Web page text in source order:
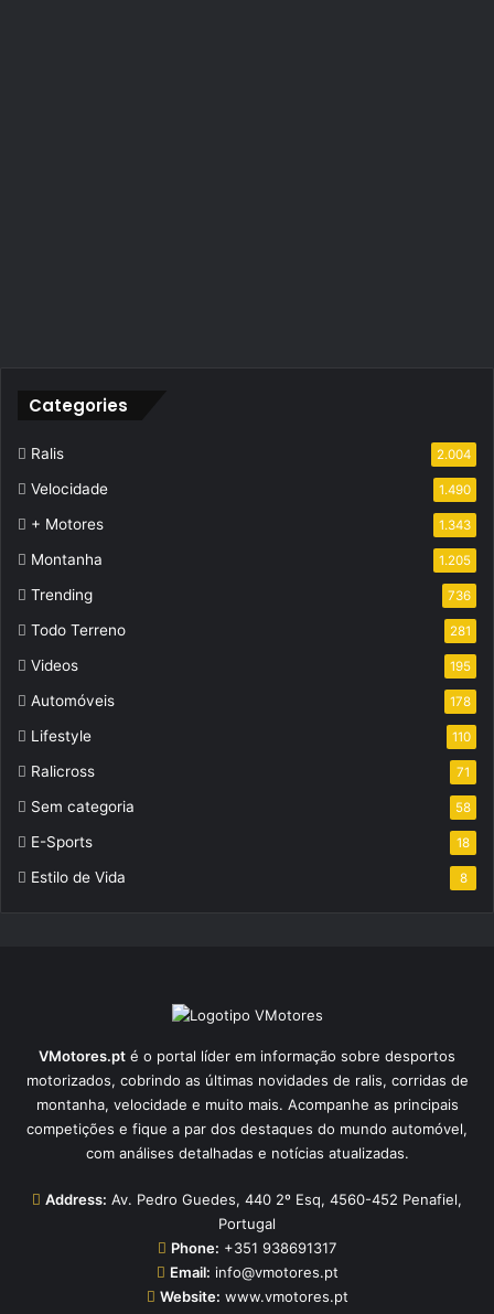
Categories
Ralis 2.004
Velocidade 1.490
+ Motores 1.343
Montanha 1.205
Trending 736
Todo Terreno 281
Videos 195
Automóveis 178
Lifestyle 110
Ralicross 71
Sem categoria 58
E-Sports 18
Estilo de Vida 8
VMotores.pt é o portal líder em informação sobre desportos
motorizados, cobrindo as últimas novidades de ralis, corridas de
montanha, velocidade e muito mais. Acompanhe as principais
competições e fique a par dos destaques do mundo automóvel,
com análises detalhadas e notícias atualizadas.
Address: Av. Pedro Guedes, 440 2º Esq, 4560-452 Penafiel,
Portugal
Phone: +351 938691317
Email: info@vmotores.pt
Website: www.vmotores.pt